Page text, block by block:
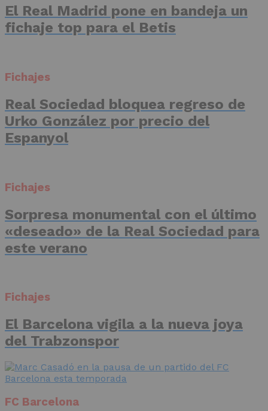
El Real Madrid pone en bandeja un
fichaje top para el Betis
Fichajes
Real Sociedad bloquea regreso de
Urko González por precio del
Espanyol
Fichajes
Sorpresa monumental con el último
«deseado» de la Real Sociedad para
este verano
Fichajes
El Barcelona vigila a la nueva joya
del Trabzonspor
FC Barcelona